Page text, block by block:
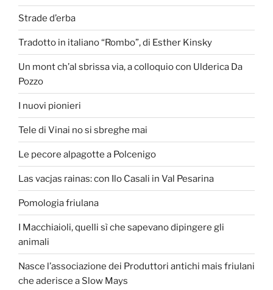
Strade d’erba
Tradotto in italiano “Rombo”, di Esther Kinsky
Un mont ch’al sbrissa via, a colloquio con Ulderica Da
Pozzo
I nuovi pionieri
Tele di Vinai no si sbreghe mai
Le pecore alpagotte a Polcenigo
Las vacjas rainas: con Ilo Casali in Val Pesarina
Pomologia friulana
I Macchiaioli, quelli sì che sapevano dipingere gli
animali
Nasce l’associazione dei Produttori antichi mais friulani
che aderisce a Slow Mays